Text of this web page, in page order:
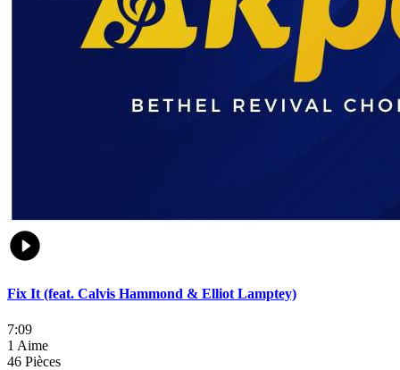
Fix It (feat. Calvis Hammond & Elliot Lamptey)
7:09
1 Aime
46 Pièces